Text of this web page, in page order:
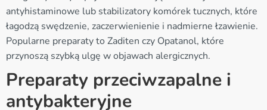
antyhistaminowe lub stabilizatory komórek tucznych, które
łagodzą swędzenie, zaczerwienienie i nadmierne łzawienie.
Popularne preparaty to Zaditen czy Opatanol, które
przynoszą szybką ulgę w objawach alergicznych.
Preparaty przeciwzapalne i
antybakteryjne